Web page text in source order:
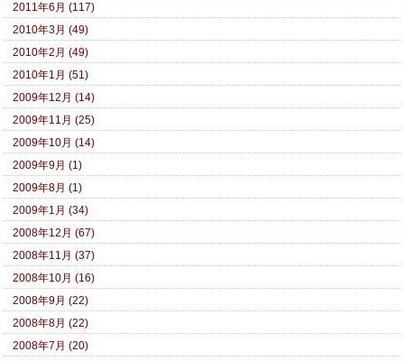
2011年6月 (117)
2010年3月 (49)
2010年2月 (49)
2010年1月 (51)
2009年12月 (14)
2009年11月 (25)
2009年10月 (14)
2009年9月 (1)
2009年8月 (1)
2009年1月 (34)
2008年12月 (67)
2008年11月 (37)
2008年10月 (16)
2008年9月 (22)
2008年8月 (22)
2008年7月 (20)